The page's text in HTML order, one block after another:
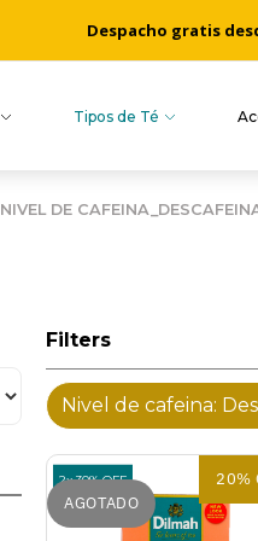
Despacho gratis
Tipos de Té
NIVEL DE
Filters
Nivel de cafeina:
2x 30% OFF
20%
AGOTADO